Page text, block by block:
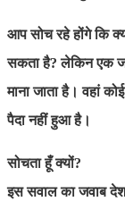
आप सोच रहे होंगे कि
सकता है? लेकिन एक
माना जाता है। वहां
पैदा नहीं हुआ है।
सोचता हूँ क्यों?
इस सवाल का जवाब देश